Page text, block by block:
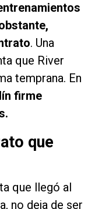
. Una
que River
temprana. En
firme
que
que llegó al
no deja de ser